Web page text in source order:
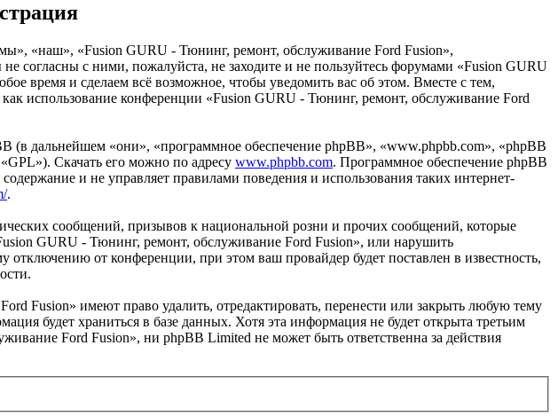
«наш», «Fusion GURU - Тюнинг, ремонт, обслуживание Ford Fusion»,
согласны с ними, пожалуйста, не заходите и не пользуйтесь форумами «Fusion GURU
время и сделаем всё возможное, чтобы уведомить вас об этом. Вместе с тем,
использование конференции «Fusion GURU - Тюнинг, ремонт, обслуживание Ford
дальнейшем «они», «программное обеспечение phpBB», «www.phpbb.com», «phpBB
Скачать его можно по адресу www.phpbb.com. Программное обеспечение phpBB
и не управляет правилами поведения и использования таких интернет-
.
сообщений, призывов к национальной розни и прочих сообщений, которые
GURU - Тюнинг, ремонт, обслуживание Ford Fusion», или нарушить
от конференции, при этом ваш провайдер будет поставлен в известность,
Fusion» имеют право удалить, отредактировать, перенести или закрыть любую тему
будет храниться в базе данных. Хотя эта информация не будет открыта третьим
Ford Fusion», ни phpBB Limited не может быть ответственна за действия